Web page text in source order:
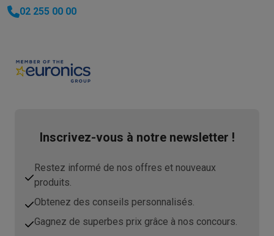
02 255 00 00
Inscrivez-vous à notre newsletter !
Restez informé de nos offres et nouveaux
produits.
Obtenez des conseils personnalisés.
Gagnez de superbes prix grâce à nos concours.